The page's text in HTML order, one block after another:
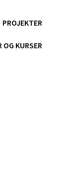
PROJEKTER
OG KURSER